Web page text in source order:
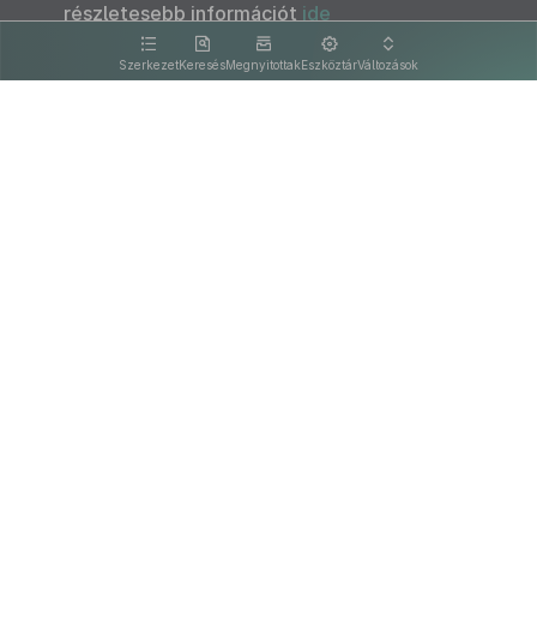
SzerkezetKeresésMegnyitottakEszköztárVáltozások
részletesebb információt ide
kattintva olvashat.